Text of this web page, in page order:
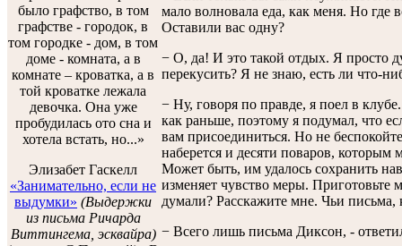
было графство, в том
графстве - городок, в
том городке - дом, в том
доме - комната, а в
комнате – кроватка, а в
той кроватке лежала
девочка. Она уже
пробудилась ото сна и
хотела встать, но...»
Элизабет Гаскелл
«Занимательно, если не
выдумки» (Выдержки
из письма Ричарда
Виттингема, эсквайра)
мало волновала еда, как меня. Но где
Оставили вас одну?
− О, да! И это такой отдых. Я просто
перекусить? Я не знаю, есть ли что-
− Ну, говоря по правде, я поел в
как раньше, поэтому я подумал, что
вам присоединиться. Но не
наберется и десяти поваров,
Может быть, им удалось сохранить
изменяет чувство меры.
думали? Расскажите мне. Чьи
− Всего лишь письма Диксон, -